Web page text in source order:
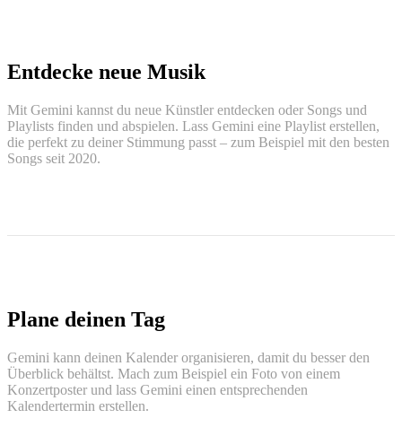
Entdecke neue Musik
Mit Gemini kannst du neue Künstler entdecken oder Songs und
Playlists finden und abspielen. Lass Gemini eine Playlist erstellen,
die perfekt zu deiner Stimmung passt – zum Beispiel mit den besten
Songs seit 2020.
Plane deinen Tag
Gemini kann deinen Kalender organisieren, damit du besser den
Überblick behältst. Mach zum Beispiel ein Foto von einem
Konzertposter und lass Gemini einen entsprechenden
Kalendertermin erstellen.